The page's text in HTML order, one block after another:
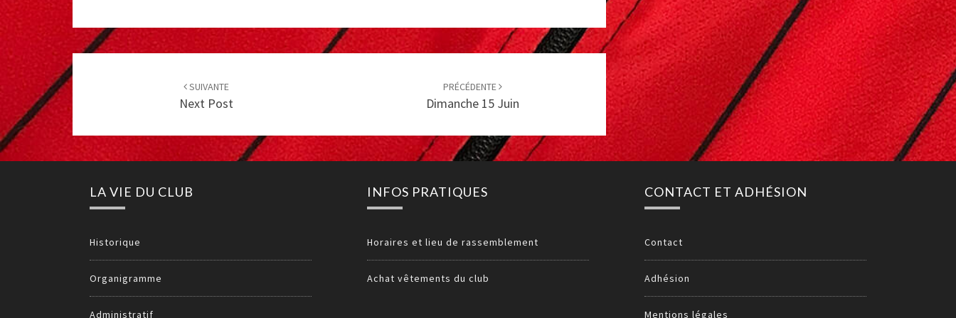
Post
SUIVANTE
Next Post
PRÉCÉDENTE
Dimanche 15 Juin
LA VIE DU CLUB
Historique
Organigramme
Administratif
INFOS PRATIQUES
Horaires et lieu de rassemblement
Achat vêtements du club
CONTACT ET ADHÉSION
Contact
Adhésion
Mentions légales